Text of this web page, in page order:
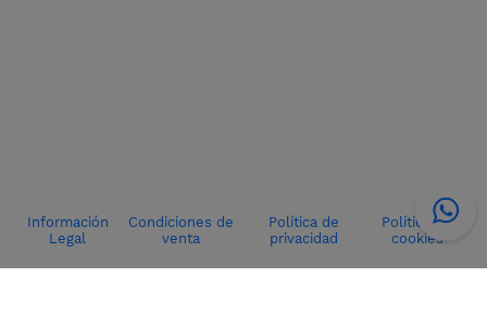
Información
Legal
Condiciones de
venta
Política de
privacidad
Política de
cookies